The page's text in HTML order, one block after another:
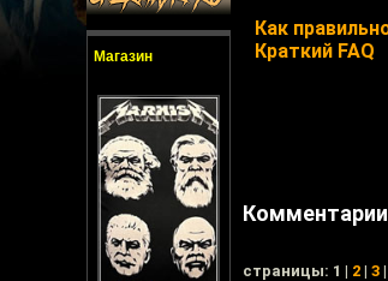
Магазин
Как
Краткий FAQ
Комментарии
cтраницы: 1 | 2 | 3 |